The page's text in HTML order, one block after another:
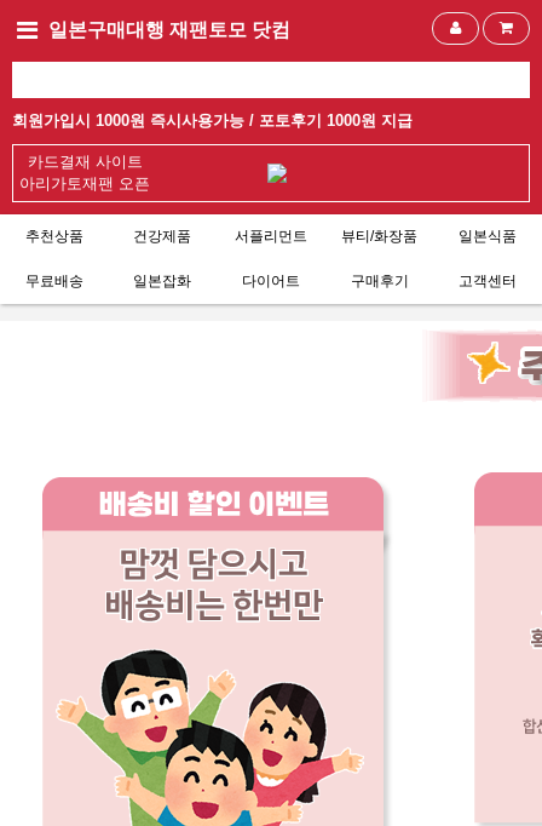
일본구매대행 재팬토모 닷컴
회원가입시 1000원 즉시사용가능 / 포토후기 1000원 지급
카드결재 사이트
아리가토재팬 오픈
추천상품 건강제품 서플리먼트 뷰티/화장품 일본식품
무료배송 일본잡화 다이어트 구매후기 고객센터